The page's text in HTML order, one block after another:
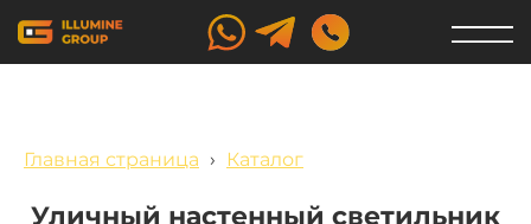
Главная страница › Каталог
Уличный настенный светильник